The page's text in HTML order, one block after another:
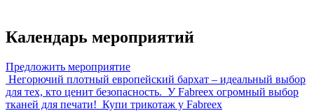
Календарь мероприятий
Предложить мероприятие
Негорючий плотный европейский бархат – идеальный выбор
для тех, кто ценит безопасность. У Fabreex огромный выбор
тканей для печати! Купи трикотаж у Fabreex